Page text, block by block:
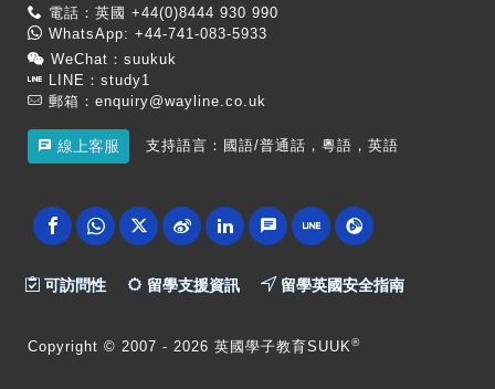
電話：英國 +44(0)8444 930 990
WhatsApp: +44-741-083-5933
WeChat：suukuk
LINE：study1
郵箱： enquiry@wayline.co.uk
線上客服 支持語言：國語/普通話，粵語，英語
可訪問性 留學支援資訊 留學英國安全指南
Copyright © 2007 - 2026 英國學子教育SUUK®